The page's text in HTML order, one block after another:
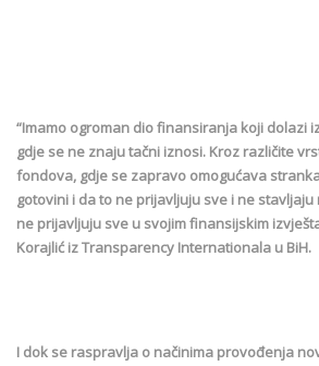
“Imamo ogroman dio finansiranja koji dolazi
gdje se ne znaju tačni iznosi. Kroz različite
fondova, gdje se zapravo omogućava
gotovini i da to ne prijavljuju sve i ne
ne prijavljuju sve u svojim finansijskim
Korajlić iz Transparency Internationala u BiH.
I dok se raspravlja o načinima provođenja